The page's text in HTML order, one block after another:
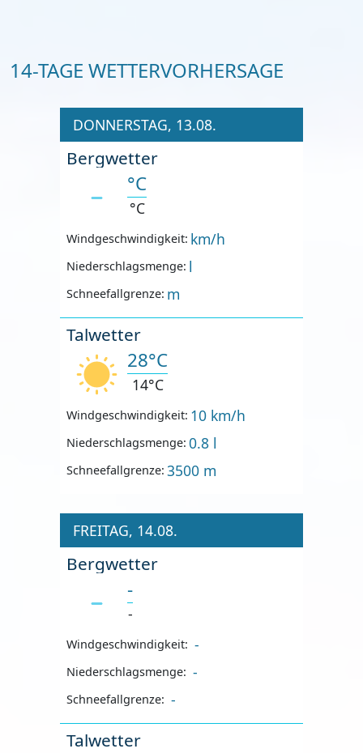
14-TAGE WETTERVORHERSAGE
DONNERSTAG, 13.08.
Bergwetter
°C
°C
Windgeschwindigkeit: km/h
Niederschlagsmenge: l
Schneefallgrenze: m
Talwetter
28°C
14°C
Windgeschwindigkeit: 10 km/h
Niederschlagsmenge: 0.8 l
Schneefallgrenze: 3500 m
FREITAG, 14.08.
Bergwetter
-
-
Windgeschwindigkeit: -
Niederschlagsmenge: -
Schneefallgrenze: -
Talwetter